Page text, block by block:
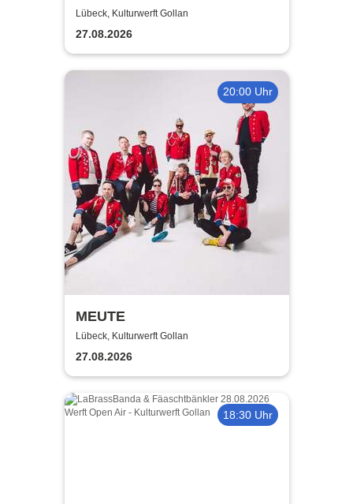
Lübeck, Kulturwerft Gollan
27.08.2026
20:00 Uhr
MEUTE
Lübeck, Kulturwerft Gollan
27.08.2026
18:30 Uhr